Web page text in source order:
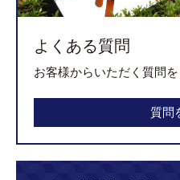
よくある質問
お客様からいただく質問を
質問